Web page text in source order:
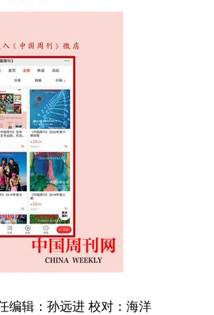
编辑：孙远进 校对：海洋